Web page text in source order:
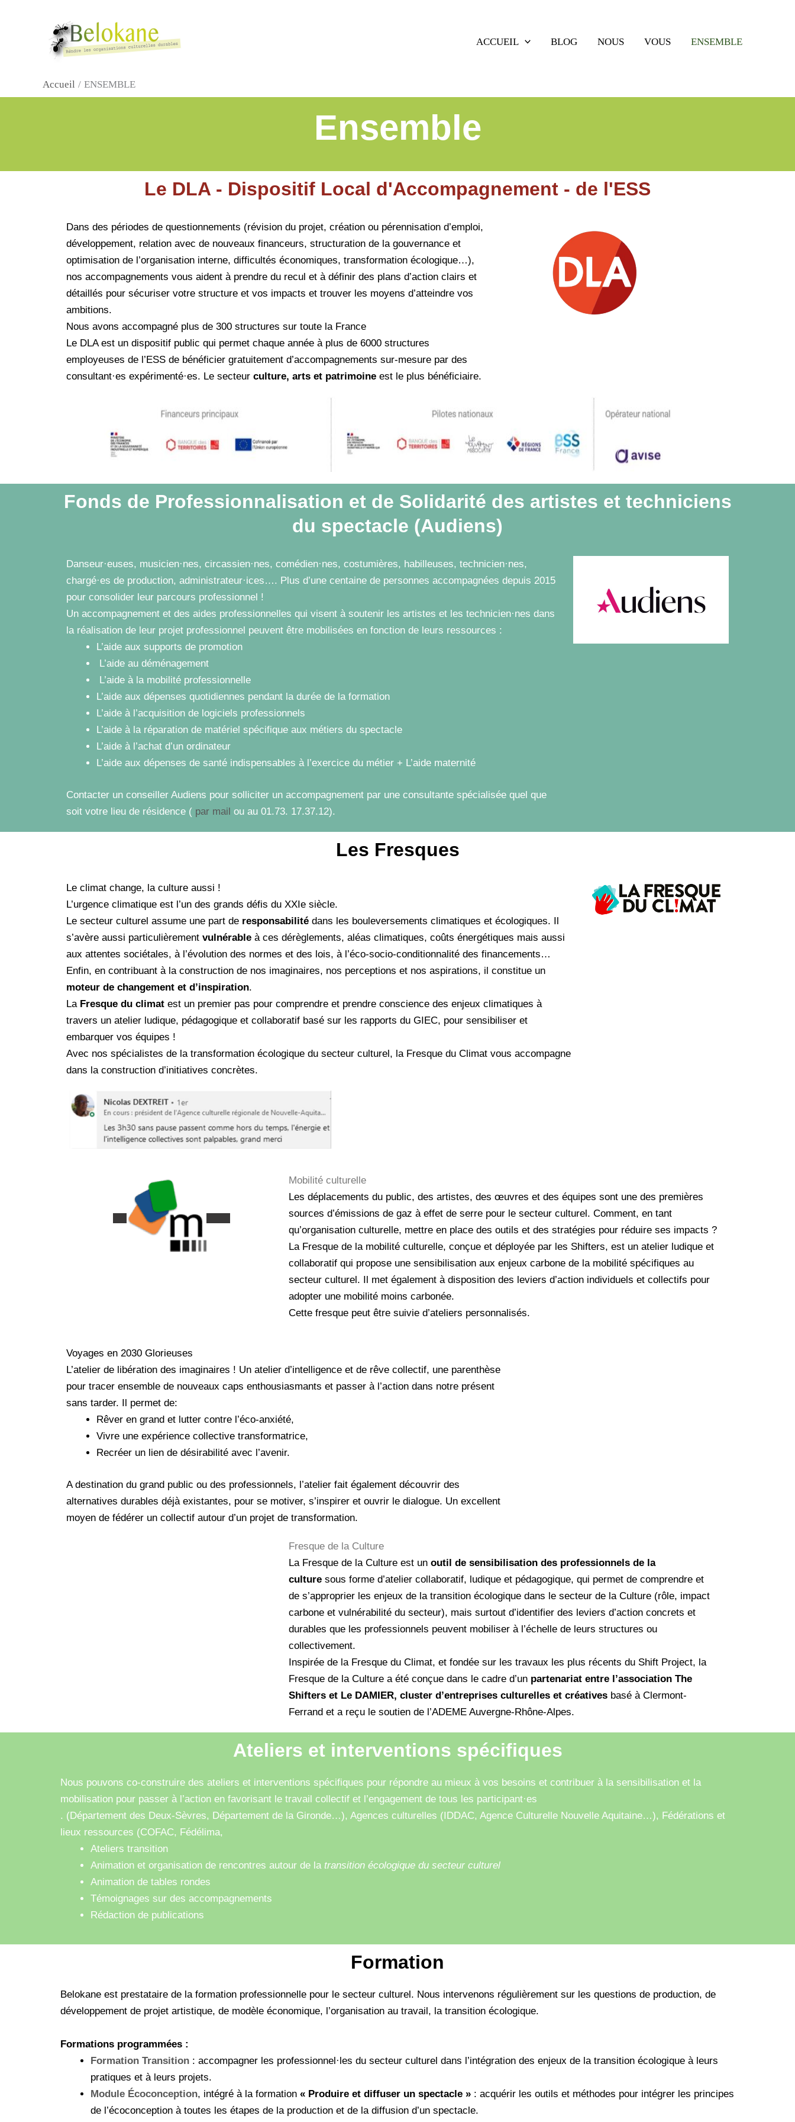
ACCUEIL BLOG NOUS VOUS ENSEMBLE
Accueil ENSEMBLE
Ensemble
Le DLA - Dispositif Local d'Accompagnement - de l'ESS
Dans des périodes de questionnements (révision du projet, création ou pérennisation d’emploi,
développement, relation avec de nouveaux financeurs, structuration de la gouvernance et
optimisation de l’organisation interne, difficultés économiques, transformation écologique…),
nos accompagnements vous aident à prendre du recul et à définir des plans d’action clairs et
détaillés pour sécuriser votre structure et vos impacts et trouver les moyens d’atteindre vos
ambitions.
Nous avons accompagné plus de 300 structures sur toute la France
Le DLA est un dispositif public qui permet chaque année à plus de 6000 structures
employeuses de l’ESS de bénéficier gratuitement d’accompagnements sur-mesure par des
consultant·es expérimenté·es. Le secteur culture, arts et patrimoine est le plus bénéficiaire.
Fonds de Professionnalisation et de Solidarité des artistes et techniciens
du spectacle (Audiens)
Danseur·euses, musicien·nes, circassien·nes, comédien·nes, costumières, habilleuses, technicien·nes,
chargé·es de production, administrateur·ices…. Plus d’une centaine de personnes accompagnées depuis 2015
pour consolider leur parcours professionnel !
Un accompagnement et des aides professionnelles qui visent à soutenir les artistes et les technicien·nes dans
la réalisation de leur projet professionnel peuvent être mobilisées en fonction de leurs ressources :
L’aide aux supports de promotion
L’aide au déménagement
L’aide à la mobilité professionnelle
L’aide aux dépenses quotidiennes pendant la durée de la formation
L’aide à l’acquisition de logiciels professionnels
L’aide à la réparation de matériel spécifique aux métiers du spectacle
L’aide à l’achat d’un ordinateur
L’aide aux dépenses de santé indispensables à l’exercice du métier + L’aide maternité
Contacter un conseiller Audiens pour solliciter un accompagnement par une consultante spécialisée quel que
soit votre lieu de résidence ( par mail ou au 01.73. 17.37.12).
Les Fresques
Le climat change, la culture aussi !
L’urgence climatique est l’un des grands défis du XXIe siècle.
Le secteur culturel assume une part de responsabilité dans les bouleversements climatiques et écologiques. Il
s’avère aussi particulièrement vulnérable à ces dérèglements, aléas climatiques, coûts énergétiques mais aussi
aux attentes sociétales, à l’évolution des normes et des lois, à l’éco-socio-conditionnalité des financements…
Enfin, en contribuant à la construction de nos imaginaires, nos perceptions et nos aspirations, il constitue un
moteur de changement et d’inspiration.
La Fresque du climat est un premier pas pour comprendre et prendre conscience des enjeux climatiques à
travers un atelier ludique, pédagogique et collaboratif basé sur les rapports du GIEC, pour sensibiliser et
embarquer vos équipes !
Avec nos spécialistes de la transformation écologique du secteur culturel, la Fresque du Climat vous accompagne
dans la construction d’initiatives concrètes.
Mobilité culturelle
Les déplacements du public, des artistes, des œuvres et des équipes sont une des premières
sources d’émissions de gaz à effet de serre pour le secteur culturel. Comment, en tant
qu’organisation culturelle, mettre en place des outils et des stratégies pour réduire ses impacts ?
La Fresque de la mobilité culturelle, conçue et déployée par les Shifters, est un atelier ludique et
collaboratif qui propose une sensibilisation aux enjeux carbone de la mobilité spécifiques au
secteur culturel. Il met également à disposition des leviers d’action individuels et collectifs pour
adopter une mobilité moins carbonée.
Cette fresque peut être suivie d’ateliers personnalisés.
Voyages en 2030 Glorieuses
L’atelier de libération des imaginaires ! Un atelier d’intelligence et de rêve collectif, une parenthèse
pour tracer ensemble de nouveaux caps enthousiasmants et passer à l’action dans notre présent
sans tarder. Il permet de:
Rêver en grand et lutter contre l’éco-anxiété,
Vivre une expérience collective transformatrice,
Recréer un lien de désirabilité avec l’avenir.
A destination du grand public ou des professionnels, l’atelier fait également découvrir des
alternatives durables déjà existantes, pour se motiver, s’inspirer et ouvrir le dialogue. Un excellent
moyen de fédérer un collectif autour d’un projet de transformation.
Fresque de la Culture
La Fresque de la Culture est unoutil de sensibilisation des professionnels de la
culture sous forme d’atelier collaboratif, ludique et pédagogique, qui permet de comprendre et
de s’approprier les enjeux de la transition écologique dans le secteur de la Culture (rôle, impact
carbone et vulnérabilité du secteur), mais surtout d’identifier des leviers d’action concrets et
durables que les professionnels peuvent mobiliser à l’échelle de leurs structures ou
collectivement.
Inspirée de la Fresque du Climat, et fondée sur les travaux les plus récents du Shift Project, la
Fresque de la Culture a été conçue dans le cadre d’un partenariat entre l’association The
Shifters et Le DAMIER, cluster d’entreprises culturelles et créatives basé à Clermont-
Ferrand et a reçu le soutien de l’ADEME Auvergne-Rhône-Alpes.
Ateliers et interventions spécifiques
Nous pouvons co-construire des ateliers et interventions spécifiques pour répondre au mieux à vos besoins et contribuer à la sensibilisation et la
mobilisation pour passer à l’action en favorisant le travail collectif et l’engagement de tous les participant·es
. (Département des Deux-Sèvres, Département de la Gironde…), Agences culturelles (IDDAC, Agence Culturelle Nouvelle Aquitaine…), Fédérations et
lieux ressources (COFAC, Fédélima,
Ateliers transition
Animation et organisation de rencontres autour de la transition écologique du secteur culturel
Animation de tables rondes
Témoignages sur des accompagnements
Rédaction de publications
Formation
Belokane est prestataire de la formation professionnelle pour le secteur culturel. Nous intervenons régulièrement sur les questions de production, de
développement de projet artistique, de modèle économique, l’organisation au travail, la transition écologique.
Formations programmées :
Formation Transition : accompagner les professionnel·les du secteur culturel dans l’intégration des enjeux de la transition écologique à leurs
pratiques et à leurs projets.
Module Écoconception, intégré à la formation « Produire et diffuser un spectacle » : acquérir les outils et méthodes pour intégrer les principes
de l’écoconception à toutes les étapes de la production et de la diffusion d’un spectacle.